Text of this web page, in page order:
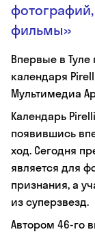
фильмы»
Впервые в Туле
календаря
Мультимедиа
Календарь
появившись
ход. Сегодня
является для
признания, а
из суперзвезд.
Автором 46-го